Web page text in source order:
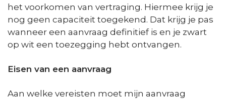
het voorkomen van vertraging. Hiermee krijg je
nog geen capaciteit toegekend. Dat krijg je pas
wanneer een aanvraag definitief is en je zwart
op wit een toezegging hebt ontvangen.
Eisen van een aanvraag
Aan welke vereisten moet mijn aanvraag